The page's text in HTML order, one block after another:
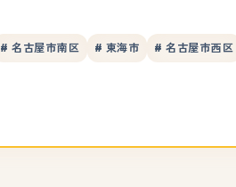
# 名古屋市南区 # 東海市 # 名古屋市西区